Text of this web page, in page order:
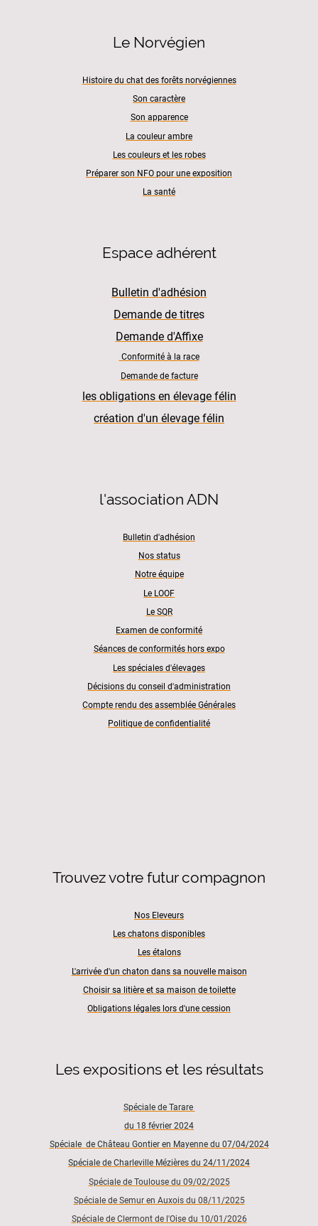
Le Norvégien
Histoire du chat des forêts norvégiennes
Son caractère
Son apparence
La couleur ambre
Les couleurs et les robes
Préparer son NFO pour une exposition
La santé
Espace adhérent
Bulletin d'adhésion
Demande de titres
Demande d'Affixe
Conformité à la race
Demande de facture
les obligations en élevage félin
création d'un élevage félin
l'association ADN
Bulletin d'adhésion
Nos status
Notre équipe
Le LOOF
Le SQR
Examen de conformité
Séances de conformités hors expo
Les spéciales d'élevages
Décisions du conseil d'administration
Compte rendu des assemblée Générales
Politique de confidentialité
Trouvez votre futur compagnon
Nos Eleveurs
Les chatons disponibles
Les étalons
L'arrivée d'un chaton dans sa nouvelle maison
Choisir sa litière et sa maison de toilette
Obligations légales lors d'une cession
Les expositions et les résultats
Spéciale de Tarare
du 18 février 2024
Spéciale de Château Gontier en Mayenne du 07/04/2024
Spéciale de Charleville Mézières du 24/11/2024
Spéciale de Toulouse du 09/02/2025
Spéciale de Semur en Auxois du 08/11/2025
Spéciale de Clermont de l'Oise du 10/01/2026